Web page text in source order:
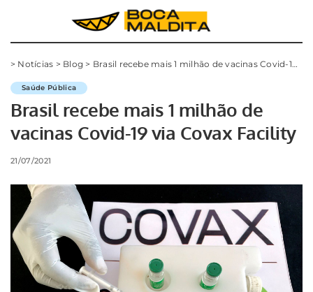
> Notícias > Blog > Brasil recebe mais 1 milhão de vacinas Covid-19 via Covax Facility
Saúde Pública
Brasil recebe mais 1 milhão de
vacinas Covid-19 via Covax Facility
21/07/2021